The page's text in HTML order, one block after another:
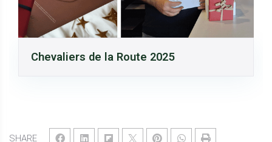
SHARE
Chevaliers de la Route 2025